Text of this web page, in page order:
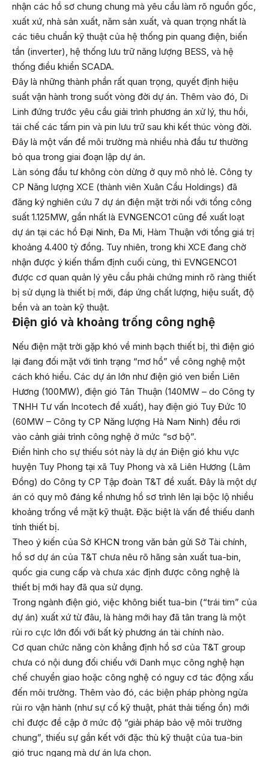
nhận các hồ sơ chung chung mà yêu cầu làm rõ nguồn gốc,
xuất xứ, nhà sản xuất, năm sản xuất, và quan trọng nhất là
các tiêu chuẩn kỹ thuật của hệ thống pin quang điện, biến
tần (inverter), hệ thống lưu trữ năng lượng BESS, và hệ
thống điều khiển SCADA.
Đây là những thành phần rất quan trọng, quyết định hiệu
suất vận hành trong suốt vòng đời dự án. Thêm vào đó, Di
Linh đứng trước yêu cầu giải trình phương án xử lý, thu hồi,
tái chế các tấm pin và pin lưu trữ sau khi kết thúc vòng đời.
Đây là một vấn đề môi trường mà nhiều nhà đầu tư thường
bỏ qua trong giai đoạn lập dự án.
Làn sóng đầu tư không còn dừng ở quy mô nhỏ lẻ. Công ty
CP Năng lượng XCE (thành viên Xuân Cầu Holdings) đã
đăng ký nghiên cứu 7 dự án điện mặt trời nổi với tổng công
suất 1.125MW, gần nhất là EVNGENCO1 cũng đề xuất loạt
dự án tại các hồ Đại Ninh, Đa Mi, Hàm Thuận với tổng giá trị
khoảng 4.400 tỷ đồng. Tuy nhiên, trong khi XCE đang chờ
nhận được ý kiến thẩm định cuối cùng, thì EVNGENCO1
được cơ quan quản lý yêu cầu phải chứng minh rõ ràng thiết
bị sử dụng là thiết bị mới, đáp ứng chất lượng, hiệu suất, độ
bền và an toàn kỹ thuật.
Điện gió và khoảng trống công nghệ
Nếu điện mặt trời gặp khó về minh bạch thiết bị, thì điện gió
lại đang đối mặt với tình trạng “mơ hồ” về công nghệ một
cách khó hiểu. Các dự án lớn như điện gió ven biển Liên
Hương (100MW), điện gió Tân Thuận (140MW – do Công ty
TNHH Tư vấn Incotech đề xuất), hay điện gió Tuy Đức 10
(60MW – Công ty CP Năng lượng Hà Nam Ninh) đều rơi
vào cảnh giải trình công nghệ ở mức “sơ bộ”.
Điển hình cho sự thiếu sót này là dự án Điện gió khu vực
huyện Tuy Phong tại xã Tuy Phong và xã Liên Hương (Lâm
Đồng) do Công ty CP Tập đoàn T&T đề xuất. Đây là một dự
án có quy mô đáng kể nhưng hồ sơ trình lên lại bộc lộ nhiều
khoảng trống về mặt kỹ thuật. Đặc biệt là vấn đề thiếu danh
tính thiết bị.
Theo ý kiến của Sở KHCN trong văn bản gửi Sở Tài chính,
hồ sơ dự án của T&T chưa nêu rõ hãng sản xuất tua-bin,
quốc gia cung cấp và chưa xác định được công nghệ là
thiết bị mới hay đã qua sử dụng.
Trong ngành điện gió, việc không biết tua-bin (“trái tim” của
dự án) xuất xứ từ đâu, là hàng mới hay đã tân trang là một
rủi ro cực lớn đối với bất kỳ phương án tài chính nào.
Cơ quan chức năng còn khẳng định hồ sơ của T&T group
chưa có nội dung đối chiếu với Danh mục công nghệ hạn
chế chuyển giao hoặc công nghệ có nguy cơ tác động xấu
đến môi trường. Thêm vào đó, các biện pháp phòng ngừa
rủi ro vận hành (như sự cố kỹ thuật, phát thải tiếng ồn) mới
chỉ được đề cập ở mức độ “giải pháp bảo vệ môi trường
chung”, thiếu sự gắn kết với đặc thù kỹ thuật của tua-bin
gió trục ngang mà dự án lựa chọn.